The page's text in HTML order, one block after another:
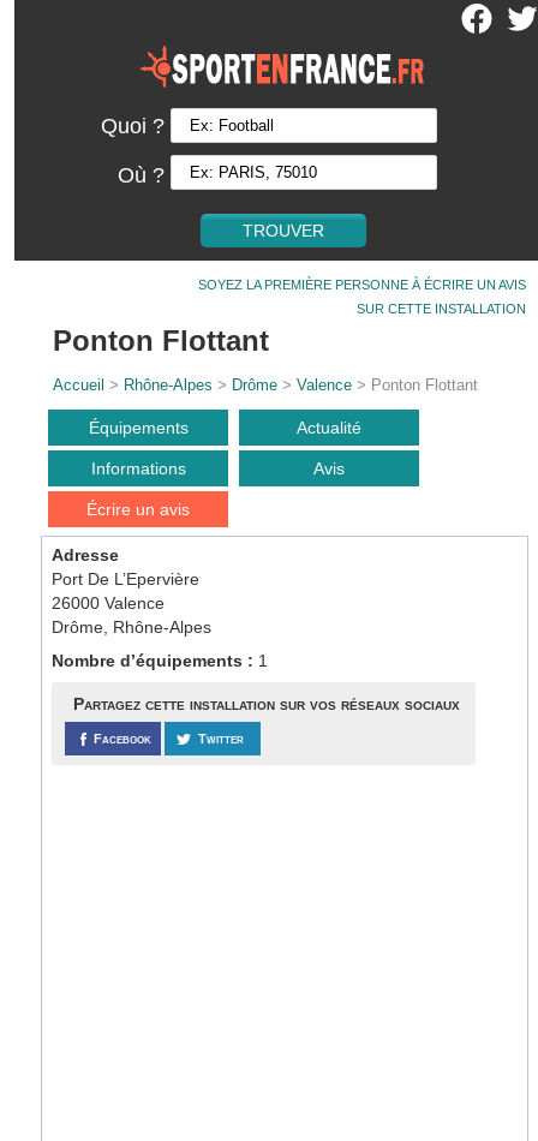
Quoi ?
Où ?
SOYEZ LA PREMIÈRE PERSONNE À ÉCRIRE UN AVIS
SUR CETTE INSTALLATION
Ponton Flottant
Accueil > Rhône-Alpes > Drôme >Valence > Ponton Flottant
Équipements Actualité
Informations Avis
Écrire un avis
Adresse
Port De L’Epervière
26000 Valence
Drôme, Rhône-Alpes
Nombre d’équipements : 1
Partagez cette installation sur vos réseaux sociaux
Facebook Twitter